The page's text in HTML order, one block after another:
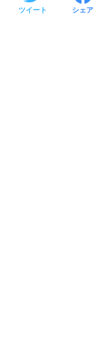
ツイート シェア